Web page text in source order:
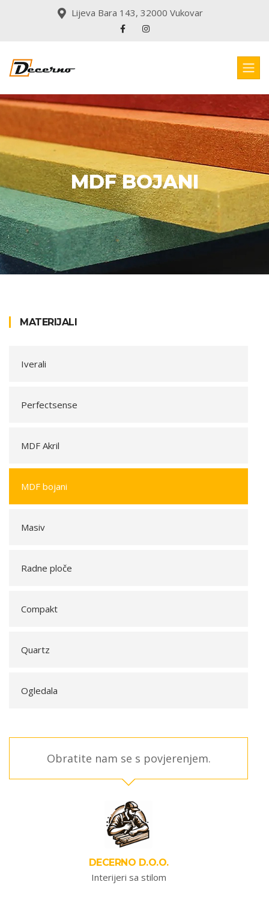
Lijeva Bara 143, 32000 Vukovar
MDF BOJANI
MATERIJALI
Iverali
Perfectsense
MDF Akril
MDF bojani
Masiv
Radne ploče
Compakt
Quartz
Ogledala
Obratite nam se s povjerenjem.
DECERNO D.O.O.
Interijeri sa stilom